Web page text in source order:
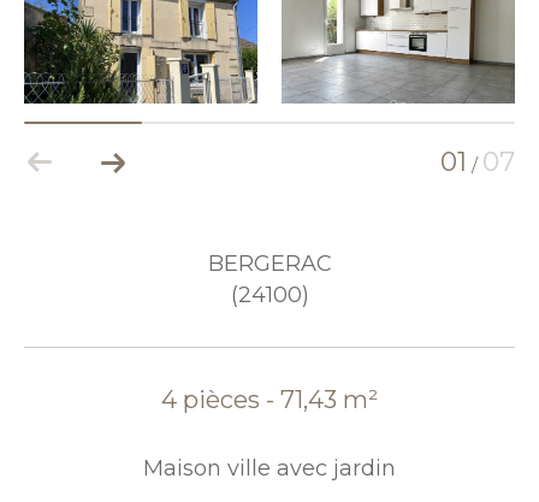
01 / 07
BERGERAC
(24100)
4 pièces - 71,43 m²
Maison ville avec jardin